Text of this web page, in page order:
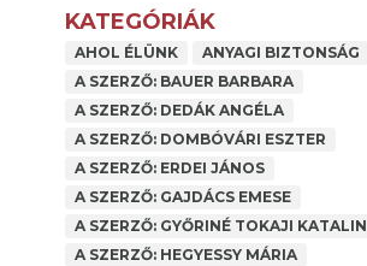
KATEGÓRIÁK
AHOL ÉLÜNK
ANYAGI BIZTONSÁG
A SZERZŐ: BAUER BARBARA
A SZERZŐ: DEDÁK ANGÉLA
A SZERZŐ: DOMBÓVÁRI ESZTER
A SZERZŐ: ERDEI JÁNOS
A SZERZŐ: GAJDÁCS EMESE
A SZERZŐ: GYŐRINÉ TOKAJI KATALIN
A SZERZŐ: HEGYESSY MÁRIA